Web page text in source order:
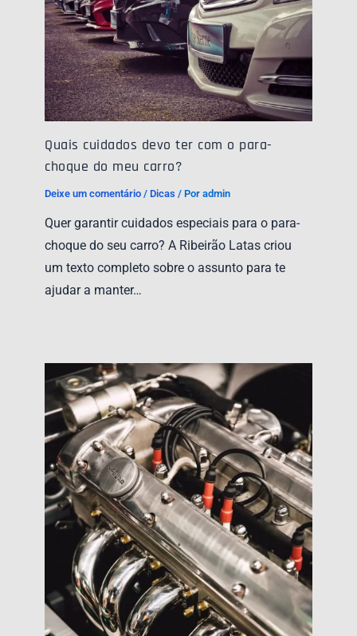
Quais cuidados devo ter com o para-
choque do meu carro?
Deixe um comentário / Dicas / Por admin
Quer garantir cuidados especiais para o para-
choque do seu carro? A Ribeirão Latas criou
um texto completo sobre o assunto para te
ajudar a manter…